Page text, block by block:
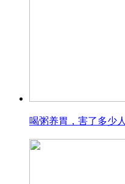
喝粥养胃，害了多少人